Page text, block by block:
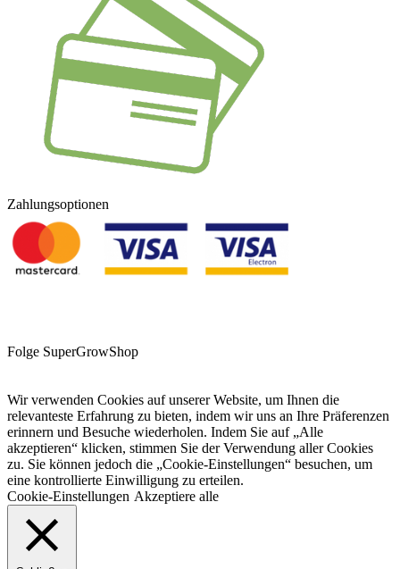
Zahlungsoptionen
Folge SuperGrowShop
Wir verwenden Cookies auf unserer Website, um Ihnen die
relevanteste Erfahrung zu bieten, indem wir uns an Ihre Präferenzen
erinnern und Besuche wiederholen. Indem Sie auf „Alle
akzeptieren“ klicken, stimmen Sie der Verwendung aller Cookies
zu. Sie können jedoch die „Cookie-Einstellungen“ besuchen, um
eine kontrollierte Einwilligung zu erteilen.
Cookie-Einstellungen Akzeptiere alle